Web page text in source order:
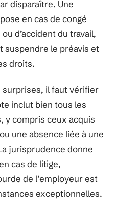
disparaître. Une
en cas de congé
d’accident du travail,
suspendre le préavis et
droits.
surprises, il faut vérifier
inclut bien tous les
y compris ceux acquis
une absence liée à une
jurisprudence donne
cas de litige,
de l’employeur est
exceptionnelles.